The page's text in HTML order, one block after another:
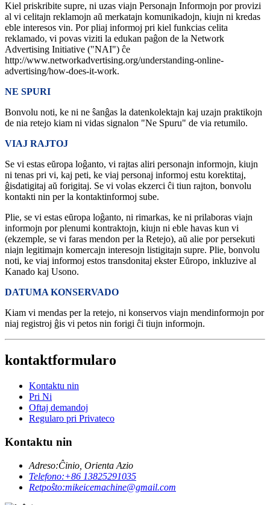
Kiel priskribite supre, ni uzas viajn Personajn Informojn por provizi
al vi celitajn reklamojn aŭ merkatajn komunikadojn, kiujn ni kredas
eble interesos vin. Por pliaj informoj pri kiel funkcias celita
reklamado, vi povas viziti la edukan paĝon de la Network
Advertising Initiative ("NAI") ĉe
http://www.networkadvertising.org/understanding-online-
advertising/how-does-it-work.
NE SPURI
Bonvolu noti, ke ni ne ŝanĝas la datenkolektajn kaj uzajn praktikojn
de nia retejo kiam ni vidas signalon "Ne Spuru" de via retumilo.
VIAJ RAJTOJ
Se vi estas eŭropa loĝanto, vi rajtas aliri personajn informojn, kiujn
ni tenas pri vi, kaj peti, ke viaj personaj informoj estu korektitaj,
ĝisdatigitaj aŭ forigitaj. Se vi volas ekzerci ĉi tiun rajton, bonvolu
kontakti nin per la kontaktinformoj sube.
Plie, se vi estas eŭropa loĝanto, ni rimarkas, ke ni prilaboras viajn
informojn por plenumi kontraktojn, kiujn ni eble havas kun vi
(ekzemple, se vi faras mendon per la Retejo), aŭ alie por persekuti
niajn legitimajn komercajn interesojn listigitajn supre. Plie, bonvolu
noti, ke viaj informoj estos transdonitaj ekster Eŭropo, inkluzive al
Kanado kaj Usono.
DATUMA KONSERVADO
Kiam vi mendas per la retejo, ni konservos viajn mendinformojn por
niaj registroj ĝis vi petos nin forigi ĉi tiujn informojn.
kontaktformularo
Kontaktu nin
Pri Ni
Oftaj demandoj
Regularo pri Privateco
Kontaktu nin
Adreso:Ĉinio, Orienta Azio
Telefono:+86 13825291035
Retpoŝto:mikeicemachine@gmail.com